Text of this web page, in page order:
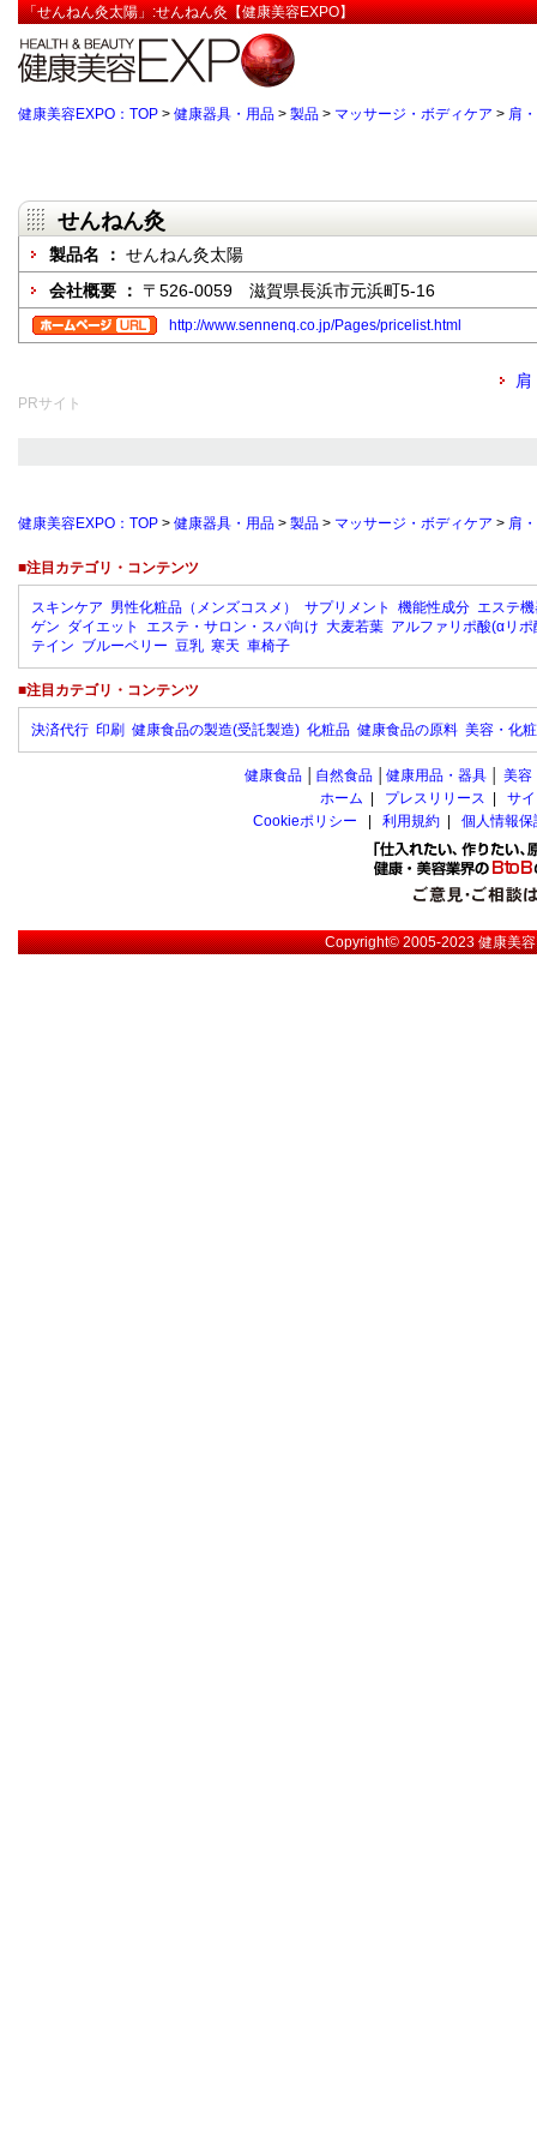
「せんねん灸太陽」:せんねん灸【健康美容EXPO】
健康美容EXPO：TOP > 健康器具・用品 > 製品 > マッサージ・ボディケア > 肩
せんねん灸
製品名 ： せんねん灸太陽
会社概要 ： 〒526-0059 滋賀県長浜市元浜町5-16
http://www.sennenq.co.jp/Pages/pricelist.html
PRサイト
健康美容EXPO：TOP > 健康器具・用品 > 製品 > マッサージ・ボディケア > 肩
■注目カテゴリ・コンテンツ
スキンケア 男性化粧品（メンズコスメ） サプリメント 機能性成分 エステ
ゲン ダイエット エステ・サロン・スパ向け 大麦若葉 アルファリポ酸(αリポ
テイン ブルーベリー 豆乳 寒天 車椅子
■注目カテゴリ・コンテンツ
決済代行 印刷 健康食品の製造(受託製造) 化粧品 健康食品の原料 美容・化
健康食品 自然食品 健康用品・器具 美容
ホーム
プレスリリース
サ
Cookieポリシー
利用規約 個人情報
Copyright© 2005-2023健康美